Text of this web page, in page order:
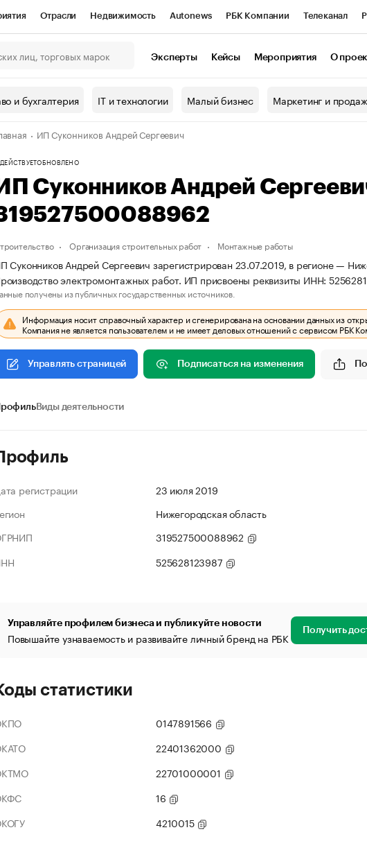
Отрасли Недвижимость Autonews РБК Компании Телеканал
Проверка контрагентов
валюты
Эксперты Кейсы Мероприятия О
и бухгалтерия IT и технологии Малый бизнес Маркетинг и
ИП Суконников Андрей Сергеевич
ДЕЙСТВУЕТОБНОВЛЕНО
ИП Суконников Андрей
Организация строительных работ Монтажные работы
Суконников Андрей Сергеевич зарегистрирован 23.07.2019, в регионе —
электромонтажных работ. ИП присвоены реквизиты ИНН:
получены из публичных государственных источников.
Информация носит справочный характер и сгенерирована на основании данных из
Компания не является пользователем и не имеет деловых отношений с сервисом РБК
Управлять страницей Подписаться на изменения
Виды деятельности
регистрации
23 июля 2019
Нижегородская область
319527500088962
525628123987
Управляйте профилем бизнеса и публикуйте новости
Повышайте узнаваемость и развивайте личный бренд на РБК Получить
статистики
0147891566
22401362000
22701000001
16
4210015